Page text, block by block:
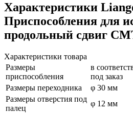
Характеристики
Приспособления для
продольный сдвиг
Характеристики товара
Размеры
приспособления
в
под заказ
Размеры переходника
φ 30 мм
Размеры отверстия под
палец
φ 12 мм